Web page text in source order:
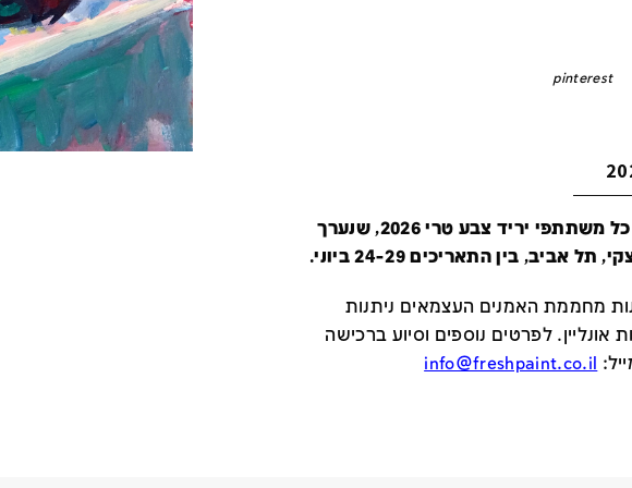
pinterest
קטלוג זה מציג את כל משתתפי יריד צבע טרי 2026, שנערך
אביב, בין התאריכים 24-29 ביוני.
מחממת האמנים העצמאים ניתנות
אונליין.לפרטים נוספים וסיוע ברכישה
:
info@freshpaint.co.il